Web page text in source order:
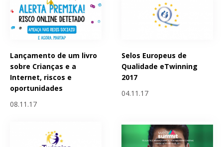
Lançamento de um livro
sobre Crianças e a
Internet, riscos e
oportunidades
08.11.17
Selos Europeus de
Qualidade eTwinning
2017
04.11.17
Páginas